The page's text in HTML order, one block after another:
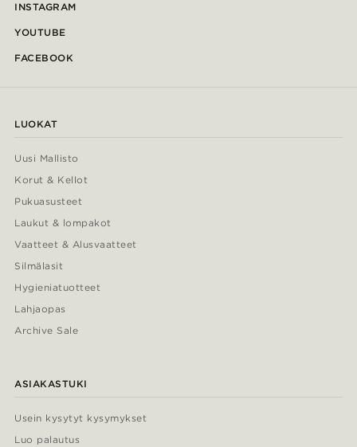
INSTAGRAM
YOUTUBE
FACEBOOK
LUOKAT
Uusi Mallisto
Korut & Kellot
Pukuasusteet
Laukut & lompakot
Vaatteet & Alusvaatteet
Silmälasit
Hygieniatuotteet
Lahjaopas
Archive Sale
ASIAKASTUKI
Usein kysytyt kysymykset
Luo palautus